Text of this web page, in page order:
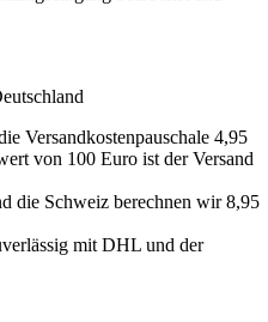
Versandkostenpauschale 4,95
von 100 Euro ist der Versand
die Schweiz berechnen wir 8,95
mit DHL und der